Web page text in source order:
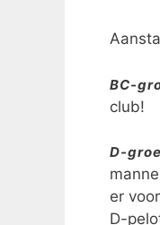
BC-
club!
D-
er
D-